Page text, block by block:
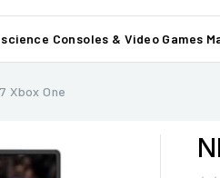
Consoles & Video Games
Xbox One